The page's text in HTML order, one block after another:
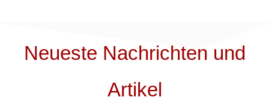
Neueste Nachrichten und
Artikel